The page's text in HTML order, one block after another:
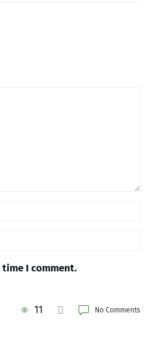
I comment.
11
No Comments